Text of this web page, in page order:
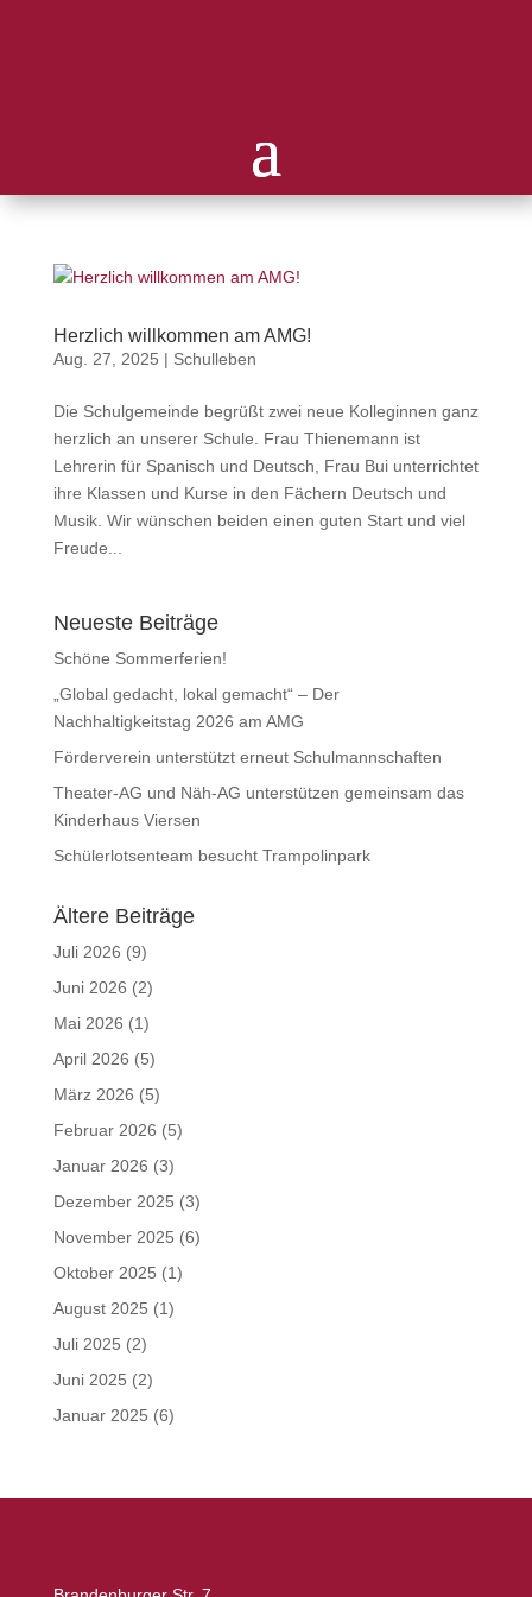
Herzlich willkommen am AMG!
Aug. 27, 2025 | Schulleben
Die Schulgemeinde begrüßt zwei neue Kolleginnen ganz
herzlich an unserer Schule. Frau Thienemann ist
Lehrerin für Spanisch und Deutsch, Frau Bui unterrichtet
ihre Klassen und Kurse in den Fächern Deutsch und
Musik. Wir wünschen beiden einen guten Start und viel
Freude...
Neueste Beiträge
Schöne Sommerferien!
„Global gedacht, lokal gemacht“ – Der
Nachhaltigkeitstag 2026 am AMG
Förderverein unterstützt erneut Schulmannschaften
Theater-AG und Näh-AG unterstützen gemeinsam das
Kinderhaus Viersen
Schülerlotsenteam besucht Trampolinpark
Ältere Beiträge
Juli 2026 (9)
Juni 2026 (2)
Mai 2026 (1)
April 2026 (5)
März 2026 (5)
Februar 2026 (5)
Januar 2026 (3)
Dezember 2025 (3)
November 2025 (6)
Oktober 2025 (1)
August 2025 (1)
Juli 2025 (2)
Juni 2025 (2)
Januar 2025 (6)